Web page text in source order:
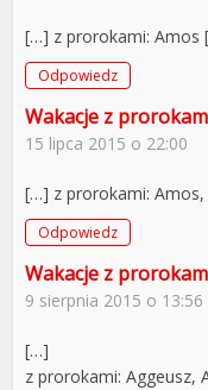
[…] z prorokami: Amos
Odpowiedz
Wakacje z
15 lipca 2015 o 22:00
[…] z prorokami:
Odpowiedz
Wakacje z
9 sierpnia 2015 o 13:56
[…]
z prorokami: Aggeusz,